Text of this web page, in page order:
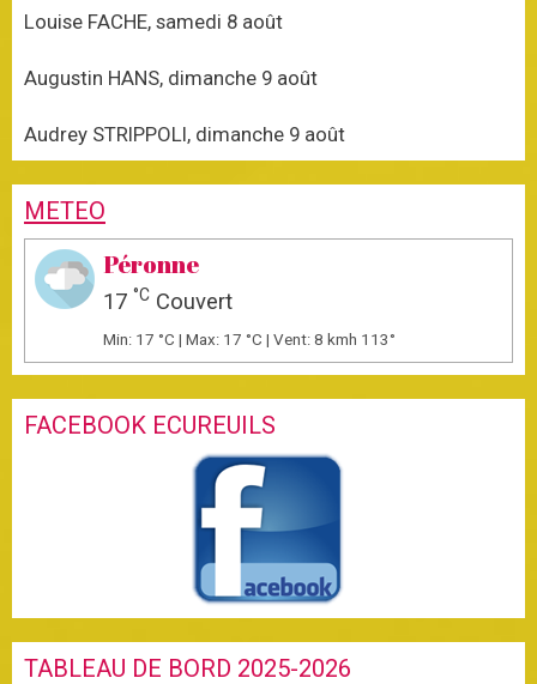
Louise FACHE, samedi 8 août
Augustin HANS, dimanche 9 août
Audrey STRIPPOLI, dimanche 9 août
METEO
Péronne
17 °C Couvert
Min: 17 °C | Max: 17 °C | Vent: 8 kmh 113°
FACEBOOK ECUREUILS
TABLEAU DE BORD 2025-2026